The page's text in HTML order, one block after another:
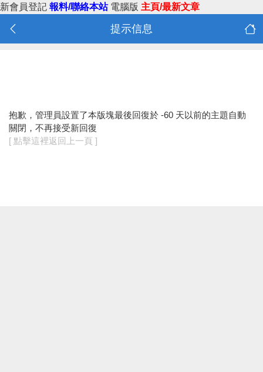
新會員登記 報料/聯絡本站 電腦版 主頁/最新文章
提示信息
抱歉，管理員設置了本版塊最後回復於 -60 天以前的主題自動
關閉，不再接受新回復
[ 點擊這裡返回上一頁 ]